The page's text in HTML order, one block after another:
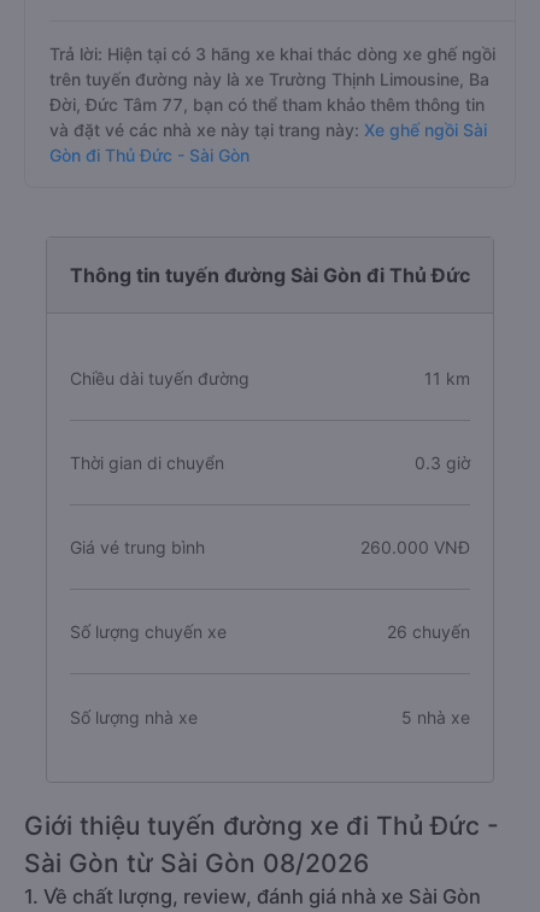
Trả lời: Hiện tại có 3 hãng xe khai thác dòng xe ghế ngồi
trên tuyến đường này là xe Trường Thịnh Limousine, Ba
Đời, Đức Tâm 77, bạn có thể tham khảo thêm thông tin
và đặt vé các nhà xe này tại trang này: Xe ghế ngồi Sài
Gòn đi Thủ Đức - Sài Gòn
Thông tin tuyến đường Sài Gòn đi Thủ Đức
Chiều dài tuyến đường 11 km
Thời gian di chuyển 0.3 giờ
Giá vé trung bình 260.000 VNĐ
Số lượng chuyến xe 26 chuyến
Số lượng nhà xe 5 nhà xe
Giới thiệu tuyến đường xe đi Thủ Đức -
Sài Gòn từ Sài Gòn 08/2026
1. Về chất lượng, review, đánh giá nhà xe Sài Gòn